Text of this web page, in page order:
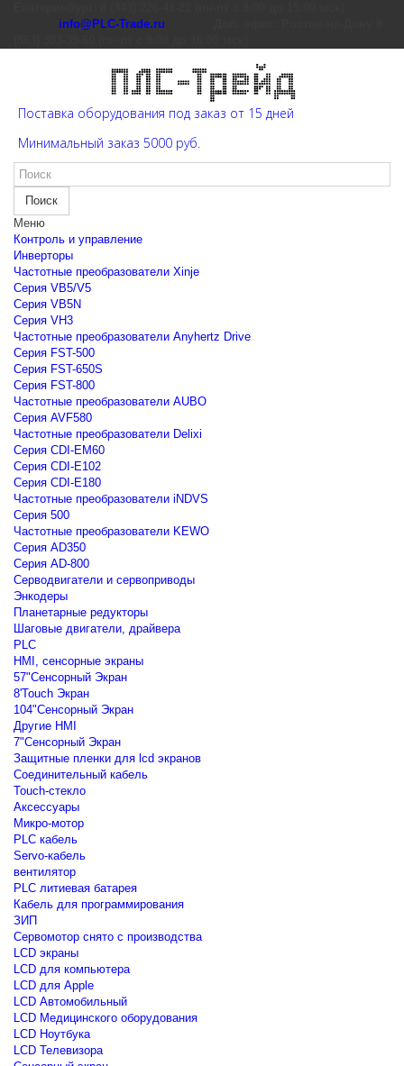
info@PLC-Trade.ru
Поставка оборудования под заказ от 15 дней
Минимальный заказ 5000 руб.
Поиск
Меню
Контроль и управление
Инверторы
Частотные преобразователи Xinje
Cерия VB5/V5
Cерия VB5N
Cерия VH3
Частотные преобразователи Anyhertz Drive
Серия FST-500
Серия FST-650S
Серия FST-800
Частотные преобразователи AUBO
Серия AVF580
Частотные преобразователи Delixi
Серия CDI-EM60
Серия CDI-E102
Серия CDI-E180
Частотные преобразователи iNDVS
Серия 500
Частотные преобразователи KEWO
Серия AD350
Серия AD-800
Серводвигатели и сервоприводы
Энкодеры
Планетарные редукторы
Шаговые двигатели, драйвера
PLC
HMI, сенсорные экраны
57"Сенсорный Экран
8'Touch Экран
104"Сенсорный Экран
Другие HMI
7"Сенсорный Экран
Защитные пленки для lcd экранов
Соединительный кабель
Touch-стекло
Аксессуары
Микро-мотор
PLC кабель
Servo-кабель
вентилятор
PLC литиевая батарея
Кабель для программирования
ЗИП
Сервомотор снято с производства
LCD экраны
LCD для компьютера
LCD для Apple
LCD Автомобильный
LCD Медицинского оборудования
LCD Ноутбука
LCD Телевизора